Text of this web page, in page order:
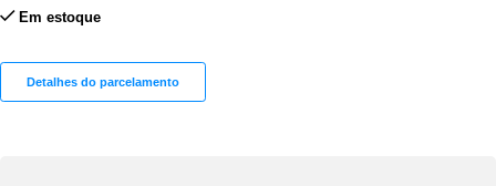
Em estoque
Detalhes do parcelamento